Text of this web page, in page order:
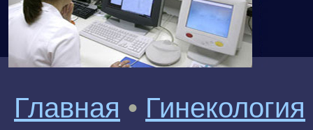
Главная • Гинекология